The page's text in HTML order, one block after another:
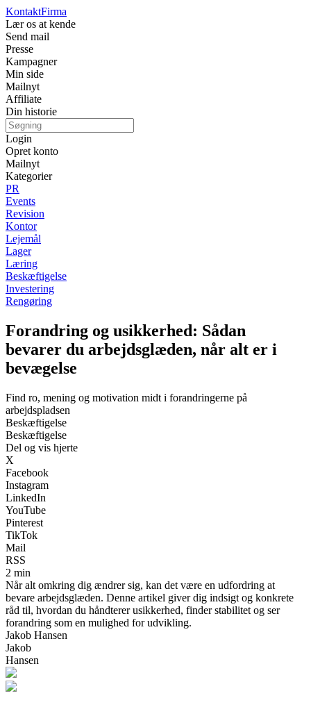
KontaktFirma
Lær os at kende
Send mail
Presse
Kampagner
Min side
Mailnyt
Affiliate
Din historie
Login
Opret konto
Mailnyt
Kategorier
PR
Events
Revision
Kontor
Lejemål
Lager
Læring
Beskæftigelse
Investering
Rengøring
Forandring og usikkerhed: Sådan
bevarer du arbejdsglæden, når alt er i
bevægelse
Find ro, mening og motivation midt i forandringerne på
arbejdspladsen
Beskæftigelse
Beskæftigelse
Del og vis hjerte
X
Facebook
Instagram
LinkedIn
YouTube
Pinterest
TikTok
Mail
RSS
2 min
Når alt omkring dig ændrer sig, kan det være en udfordring at
bevare arbejdsglæden. Denne artikel giver dig indsigt og konkrete
råd til, hvordan du håndterer usikkerhed, finder stabilitet og ser
forandring som en mulighed for udvikling.
Jakob Hansen
Jakob
Hansen